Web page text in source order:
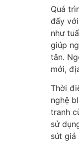
Quá
đấy
như
giúp
tân.
mới,
Thời
nghệ
tranh
sử
sút giá